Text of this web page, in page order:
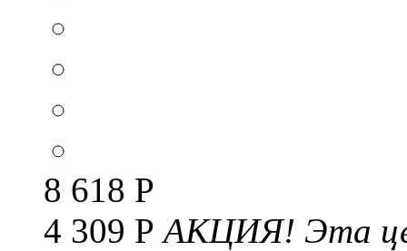
8 618 Р
4 309 РАКЦИЯ! Эта